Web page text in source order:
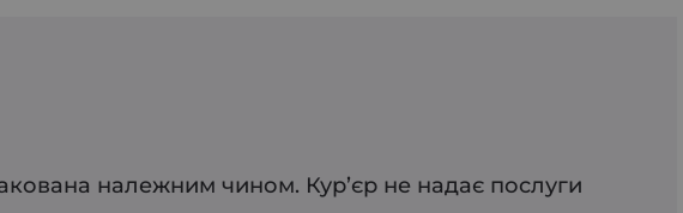
належним чином. Кур’єр не надає послуги